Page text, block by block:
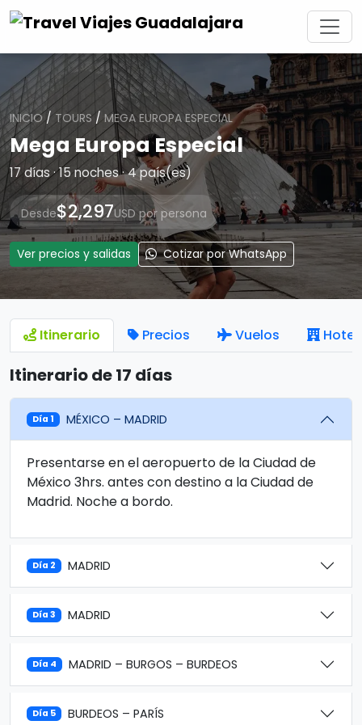
INICIO/ TOURS /MEGA EUROPA ESPECIAL
Mega Europa Especial
17 días · 15 noches · 4 país(es)
Desde$2,297USD por persona
Ver precios y salidas Cotizar por WhatsApp
Itinerario Precios Vuelos
Itinerario de 17 días
Día 1 MÉXICO – MADRID
Presentarse en el aeropuerto de la Ciudad de
México 3hrs. antes con destino a la Ciudad de
Madrid. Noche a bordo.
Día 2 MADRID
Día 3 MADRID
Día 4 MADRID – BURGOS – BURDEOS
Día 5 BURDEOS – PARÍS